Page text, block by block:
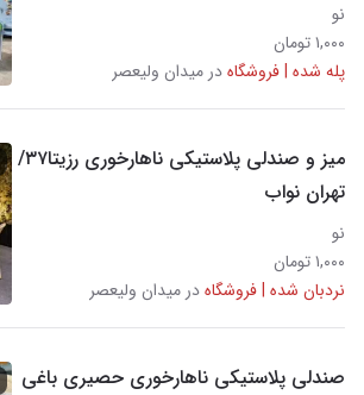
نو
۱,۰۰۰ تومان
پله شده | فروشگاهدر میدان ولیعصر
میز و صندلی پلاستیکی ناهارخوری رزیتا۳۷/
تهران نواب
نو
۱,۰۰۰ تومان
نردبان شده | فروشگاهدر میدان ولیعصر
صندلی پلاستیکی ناهارخوری حصیری باغی